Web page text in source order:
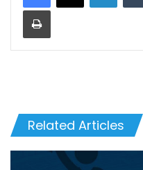
Print
Related Articles